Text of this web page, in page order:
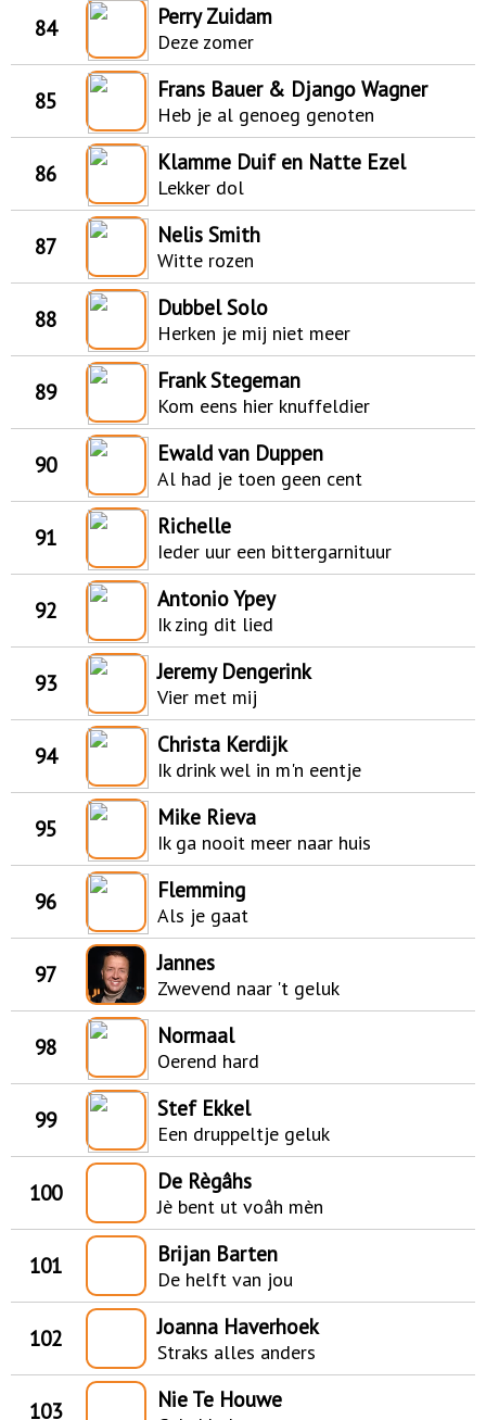
84 Perry Zuidam
Deze zomer
85 Frans Bauer & Django Wagner
Heb je al genoeg genoten
86 Klamme Duif en Natte Ezel
Lekker dol
87 Nelis Smith
Witte rozen
88 Dubbel Solo
Herken je mij niet meer
89 Frank Stegeman
Kom eens hier knuffeldier
90 Ewald van Duppen
Al had je toen geen cent
91 Richelle
Ieder uur een bittergarnituur
92 Antonio Ypey
Ik zing dit lied
93 Jeremy Dengerink
Vier met mij
94 Christa Kerdijk
Ik drink wel in m'n eentje
95 Mike Rieva
Ik ga nooit meer naar huis
96 Flemming
Als je gaat
97 Jannes
Zwevend naar 't geluk
98 Normaal
Oerend hard
99 Stef Ekkel
Een druppeltje geluk
100 De Règâhs
Jè bent ut voâh mèn
101 Brijan Barten
De helft van jou
102 Joanna Haverhoek
Straks alles anders
103 Nie Te Houwe